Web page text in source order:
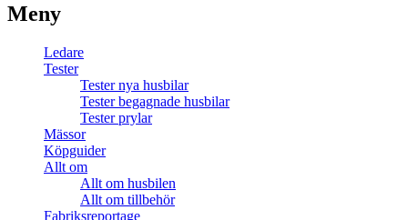
Meny
Ledare
Tester
Tester nya husbilar
Tester begagnade husbilar
Tester prylar
Mässor
Köpguider
Allt om
Allt om husbilen
Allt om tillbehör
Fabriksreportage